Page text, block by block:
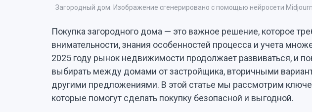
Загородный дом. Изображение сгенерировано с помощью нейросети
Покупка загородного дома — это важное решение, которое
внимательности, знания особенностей процесса и учета
2025 году рынок недвижимости продолжает развиваться, и
выбирать между домами от застройщика, вторичными
другими предложениями. В этой статье мы рассмотрим
которые помогут сделать покупку безопасной и выгодной.